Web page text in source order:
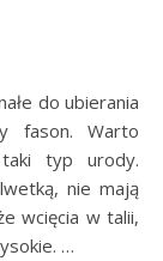
do ubierania
fason. Warto
typ urody.
nie mają
wcięcia w talii,
…